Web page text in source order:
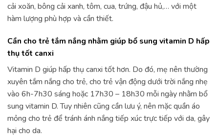
cải xoăn, bông cải xanh, tôm, cua, trứng, đậu hủ,… với một
hàm lượng phù hợp và cần thiết.
Cần cho trẻ tắm nắng nhằm giúp bổ sung vitamin D hấp
thụ tốt canxi
Vitamin D giúp hấp thụ canxi tốt hơn. Do đó, mẹ nên thường
xuyên tắm nắng cho trẻ, cho trẻ vận động dưới trời nắng nhẹ
vào 6h-7h30 sáng hoặc 17h30 – 18h30 mỗi ngày nhằm bổ
sung vitamin D. Tuy nhiên cũng cần lưu ý, nên mặc quần áo
mỏng cho trẻ để tránh ánh nắng tiếp xúc trực tiếp với da, gây
hại cho da.